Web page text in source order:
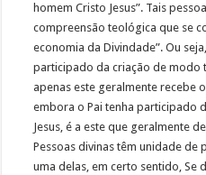
homem Cristo Jesus”. Tais
compreensão teológica que se
economia da Divindade”. Ou
participado da criação de modo
apenas este geralmente recebe
embora o Pai tenha participado
Jesus, é a este que geralmente
Pessoas divinas têm unidade de
uma delas, em certo sentido, Se